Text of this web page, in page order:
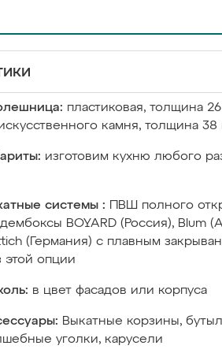
пластиковая, толщина
камня, толщина 38
изготовим кухню любого
системы :
ПВШ полного
BOYARD (Россия), Blum
(Германия) с плавным
этой опции
в цвет фасадов или корпуса
Выкатные корзины,
уголки, карусели